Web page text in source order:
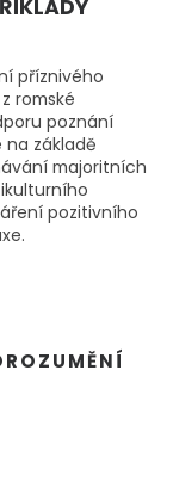
příznivého
romské
poznání
na základě
majoritních
pozitivního